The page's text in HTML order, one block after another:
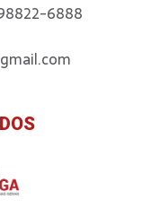
6888